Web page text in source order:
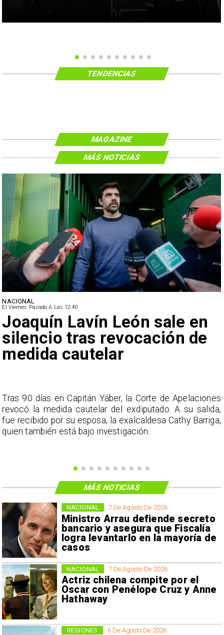
TENDENCIAS
MAGAZINE
NACIONAL
El Viernes Pasado A Las 12:40
Joaquín Lavín León sale en
silencio tras revocación de
medida cautelar
Tras 90 días en Capitán Yáber, la Corte de Apelaciones
revocó la medida cautelar del exdiputado. A su salida,
fue recibido por su esposa, la exalcaldesa Cathy Barriga,
quien también está bajo investigación.
MÁS NOTICIAS
7 De Agosto De 2026
Ministro Arrau defiende secreto
bancario y asegura que Fiscalía
logra levantarlo en la mayoría de
casos
NACIONAL
7 De Agosto De 2026
Actriz chilena compite por el
Oscar con Penélope Cruz y Anne
Hathaway
NACIONAL
6 De Agosto De 2026
REGIONES
MÁS NOTICIAS